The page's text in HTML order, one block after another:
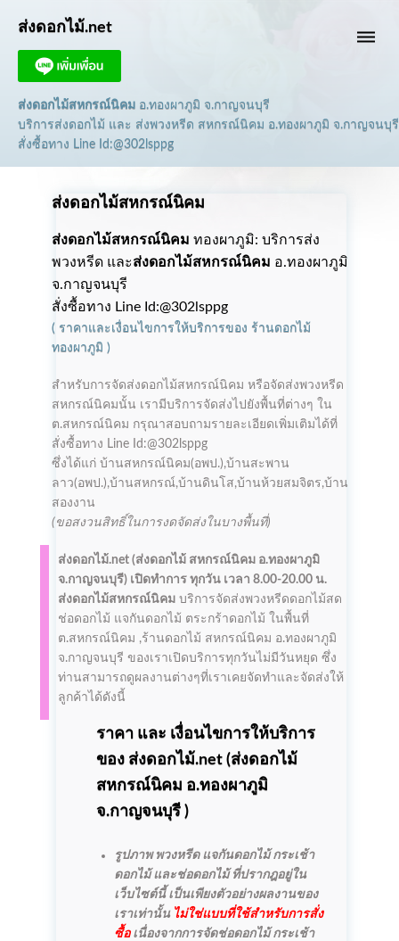
dehaze
ส่งดอกไม้.net
ส่งดอกไม้สหกรณ์นิคม อ.ทองผาภูมิ จ.กาญจนบุรี
บริการส่งดอกไม้ และ ส่งพวงหรีด สหกรณ์นิคม อ.ทองผาภูมิ จ.กาญจนบุรี
สั่งซื้อทาง Line Id:@302lsppg
ส่งดอกไม้สหกรณ์นิคม
ส่งดอกไม้สหกรณ์นิคม ทองผาภูมิ: บริการส่ง
พวงหรีด และส่งดอกไม้สหกรณ์นิคม อ.ทองผาภูมิ
จ.กาญจนบุรี
สั่งซื้อทาง Line Id:@302lsppg
( ราคาและเงื่อนไขการให้บริการของ ร้านดอกไม้
ทองผาภูมิ )
สำหรับการจัดส่งดอกไม้สหกรณ์นิคม หรือจัดส่งพวงหรีด
สหกรณ์นิคมนั้น เรามีบริการจัดส่งไปยังพื้นที่ต่างๆ ใน
ต.สหกรณ์นิคม กรุณาสอบถามรายละเอียดเพิ่มเติมได้ที่
สั่งซื้อทาง Line Id:@302lsppg
ซึ่งได้แก่ บ้านสหกรณ์นิคม(อพป.),บ้านสะพาน
ลาว(อพป.),บ้านสหกรณ์,บ้านดินโส,บ้านห้วยสมจิตร,บ้าน
สองงาน
(ขอสงวนสิทธิ์ในการงดจัดส่งในบางพื้นที่)
ส่งดอกไม้.net (ส่งดอกไม้ สหกรณ์นิคมอ.ทองผาภูมิ
จ.กาญจนบุรี)เปิดทำการ ทุกวัน เวลา 8.00-20.00 น.
ส่งดอกไม้สหกรณ์นิคมบริการจัดส่งพวงหรีดดอกไม้สด
ช่อดอกไม้ แจกันดอกไม้ ตระกร้าดอกไม้ ในพื้นที่
ต.สหกรณ์นิคม ,ร้านดอกไม้ สหกรณ์นิคม อ.ทองผาภูมิ
จ.กาญจนบุรี ของเราเปิดบริการทุกวันไม่มีวันหยุด ซึ่ง
ท่านสามารถดูผลงานต่างๆที่เราเคยจัดทำและจัดส่งให้
ลูกค้าได้ดังนี้
ราคา และ เงื่อนไขการให้บริการ
ของ ส่งดอกไม้.net (ส่งดอกไม้
สหกรณ์นิคม อ.ทองผาภูมิ
จ.กาญจนบุรี )
รูปภาพ พวงหรีด แจกันดอกไม้ กระเช้า
ดอกไม้ และช่อดอกไม้ ที่ปรากฎอยู่ใน
เว็บไซต์นี้ เป็นเพียงตัวอย่างผลงานของ
เราเท่านั้น ไม่ใช่แบบที่ใช้สำหรับการสั่ง
ซื้อเนื่องจากการจัดช่อดอกไม้ กระเช้า